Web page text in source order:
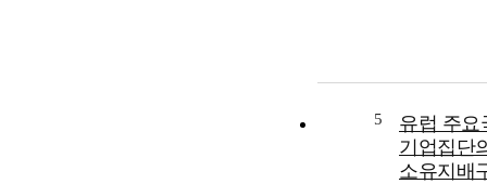
5
유럽 주요
기업집단
소유지배